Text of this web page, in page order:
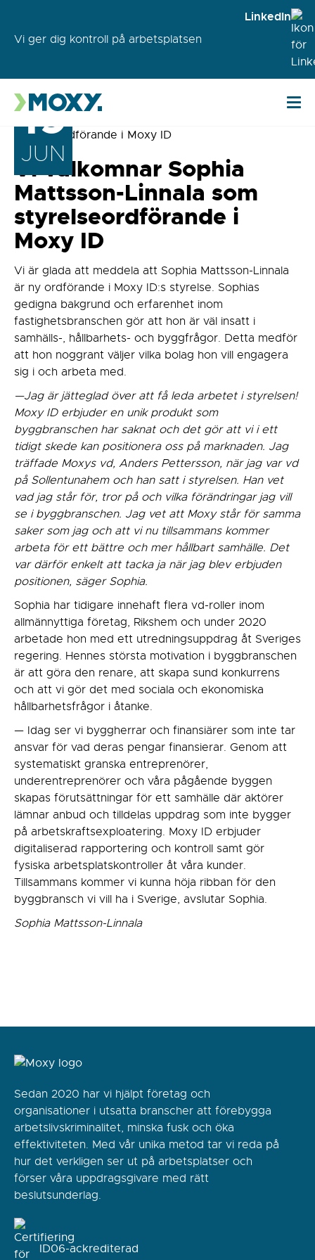
Vi ger dig kontroll på arbetsplatsen
LinkedIn
19
JUN
Vi välkomnar Sophia
Mattsson-Linnala som
styrelseordförande i
Moxy ID
Vi är glada att meddela att Sophia Mattsson-Linnala
är ny ordförande i Moxy ID:s styrelse. Sophias
gedigna bakgrund och erfarenhet inom
fastighetsbranschen gör att hon är väl insatt i
samhälls-, hållbarhets- och byggfrågor. Detta medför
att hon noggrant väljer vilka bolag hon vill engagera
sig i och arbeta med.
—Jag är jätteglad över att få leda arbetet i styrelsen!
Moxy ID erbjuder en unik produkt som
byggbranschen har saknat och det gör att vi i ett
tidigt skede kan positionera oss på marknaden. Jag
träffade Moxys vd, Anders Pettersson, när jag var vd
på Sollentunahem och han satt i styrelsen. Han vet
vad jag står för, tror på och vilka förändringar jag vill
se i byggbranschen. Jag vet att Moxy står för samma
saker som jag och att vi nu tillsammans kommer
arbeta för ett bättre och mer hållbart samhälle. Det
var därför enkelt att tacka ja när jag blev erbjuden
positionen, säger Sophia.
Sophia har tidigare innehaft flera vd-roller inom
allmännyttiga företag, Rikshem och under 2020
arbetade hon med ett utredningsuppdrag åt Sveriges
regering. Hennes största motivation i byggbranschen
är att göra den renare, att skapa sund konkurrens
och att vi gör det med sociala och ekonomiska
hållbarhetsfrågor i åtanke.
— Idag ser vi byggherrar och finansiärer som inte tar
ansvar för vad deras pengar finansierar. Genom att
systematiskt granska entreprenörer,
underentreprenörer och våra pågående byggen
skapas förutsättningar för ett samhälle där aktörer
lämnar anbud och tilldelas uppdrag som inte bygger
på arbetskraftsexploatering. Moxy ID erbjuder
digitaliserad rapportering och kontroll samt gör
fysiska arbetsplatskontroller åt våra kunder.
Tillsammans kommer vi kunna höja ribban för den
byggbransch vi vill ha i Sverige, avslutar Sophia.
Sophia Mattsson-Linnala
Sedan 2020 har vi hjälpt företag och
organisationer i utsatta branscher att förebygga
arbetslivskriminalitet, minska fusk och öka
effektiviteten. Med vår unika metod tar vi reda på
hur det verkligen ser ut på arbetsplatser och
förser våra uppdragsgivare med rätt
beslutsunderlag.
ID06-ackrediterad